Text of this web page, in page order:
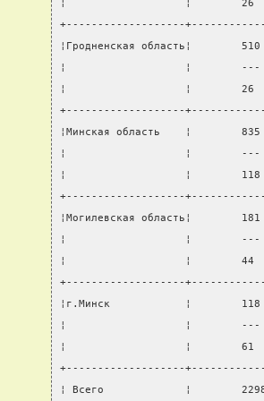
¦                   ¦        26
+-------------------
¦Гродненская область¦
¦                   ¦
¦                   ¦        26
+-------------------
¦Минская область    ¦
¦                   ¦
¦                   ¦        118
+-------------------
¦Могилевская область¦
¦                   ¦
¦                   ¦        44
+-------------------
¦г.Минск            ¦
¦                   ¦
¦                   ¦        61
+-------------------
¦ Всего             ¦